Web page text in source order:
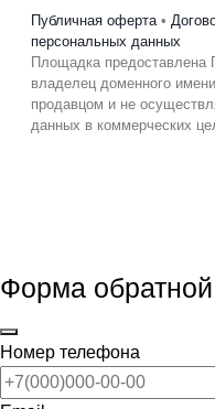
Публичная оферта•
персональных данных
Площадка
владелец доменного
продавцом и не
данных в коммерческих
Форма обратной
Номер телефона